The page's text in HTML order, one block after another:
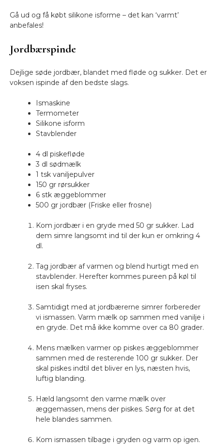
Gå ud og få købt silikone isforme – det kan ‘varmt’
anbefales!
Jordbærspinde
Dejlige søde jordbær, blandet med fløde og sukker. Det er
voksen ispinde af den bedste slags.
Ismaskine
Termometer
Silikone isform
Stavblender
4 dl piskefløde
3 dl sødmælk
1 tsk vaniljepulver
150 gr rørsukker
6 stk æggeblommer
500 gr jordbær (Friske eller frosne)
Kom jordbær i en gryde med 50 gr sukker. Lad
dem simre langsomt ind til der kun er omkring 4
dl.
Tag jordbær af varmen og blend hurtigt med en
stavblender. Herefter kommes pureen på køl til
isen skal fryses.
Samtidigt med at jordbærerne simrer forbereder
vi ismassen. Varm mælk op sammen med vanilje i
en gryde. Det må ikke komme over ca 80 grader.
Mens mælken varmer op piskes æggeblommer
sammen med de resterende 100 gr sukker. Der
skal piskes indtil det bliver en lys, næsten hvis,
luftig blanding.
Hæld langsomt den varme mælk over
æggemassen, mens der piskes. Sørg for at det
hele blandes sammen.
Kom ismassen tilbage i gryden og varm op igen.